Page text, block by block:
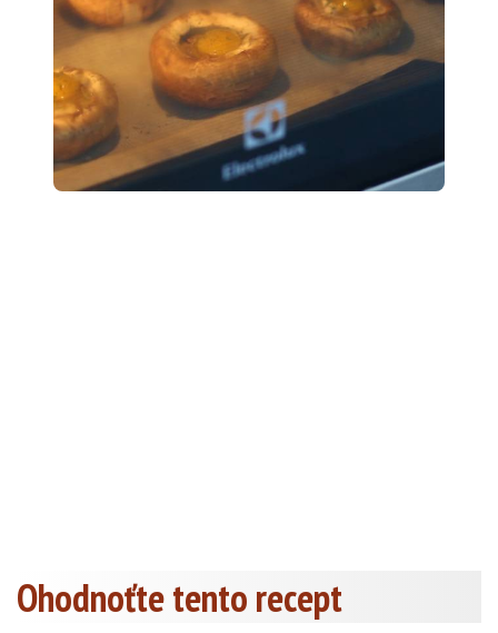
Ohodnoťte tento recept